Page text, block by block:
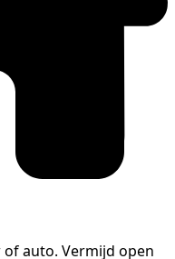
auto. Vermijd open